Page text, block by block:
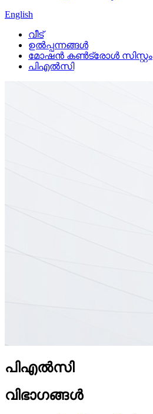
English
വീട്
ഉൽപ്പന്നങ്ങൾ
മോഷൻ കൺട്രോൾ സിസ്റ്റം
പി‌എൽ‌സി
പി‌എൽ‌സി
വിഭാഗങ്ങൾ